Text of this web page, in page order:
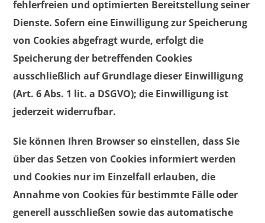
fehlerfreien und optimierten Bereitstellung seiner
Dienste. Sofern eine Einwilligung zur Speicherung
von Cookies abgefragt wurde, erfolgt die
Speicherung der betreffenden Cookies
ausschließlich auf Grundlage dieser Einwilligung
(Art. 6 Abs. 1 lit. a DSGVO); die Einwilligung ist
jederzeit widerrufbar.
Sie können Ihren Browser so einstellen, dass Sie
über das Setzen von Cookies informiert werden
und Cookies nur im Einzelfall erlauben, die
Annahme von Cookies für bestimmte Fälle oder
generell ausschließen sowie das automatische